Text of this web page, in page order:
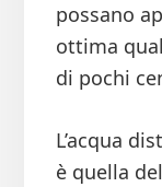
possano
ottima
di pochi
L’acqua
è quella